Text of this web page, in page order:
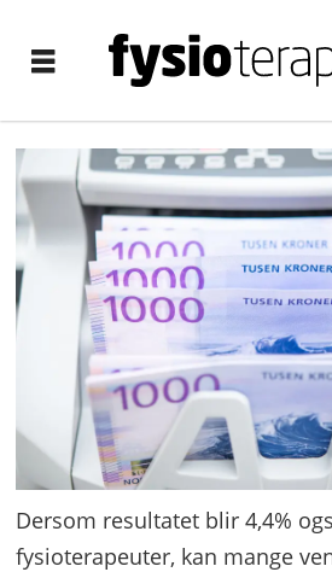
Dersom resultatet blir 4,4%
fysioterapeuter, kan mange